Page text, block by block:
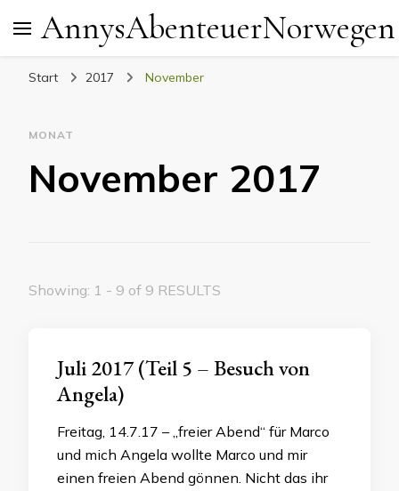
AnnysAbenteuerNorwegen
Start 2017 November
MONAT
November 2017
Showing: 1 - 9 of 9 RESULTS
Juli 2017 (Teil 5 – Besuch von
Angela)
Freitag, 14.7.17 – „freier Abend“ für Marco
und mich Angela wollte Marco und mir
einen freien Abend gönnen. Nicht das ihr